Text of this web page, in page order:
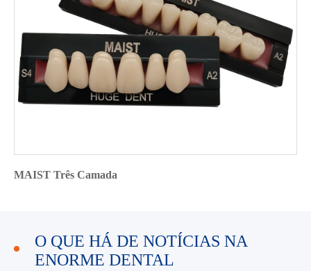
MAIST Três Camada
O QUE HÁ DE NOTÍCIAS NA
ENORME DENTAL